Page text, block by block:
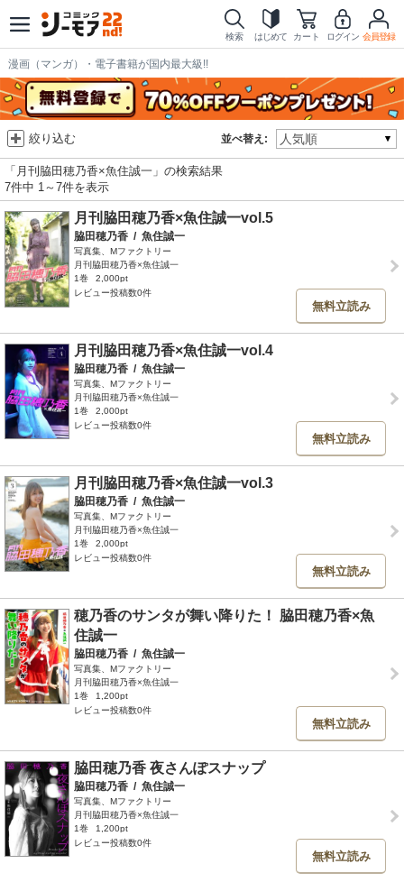
検索 はじめて カート ログイン 会員登録
漫画（マンガ）・電子書籍が国内最大級!!
並べ替え:
絞り込む
「月刊脇田穂乃香×魚住誠一」の検索結果
7件中 1～7件を表示
月刊脇田穂乃香×魚住誠一vol.5
脇田穂乃香 / 魚住誠一
写真集、Mファクトリー
月刊脇田穂乃香×魚住誠一
1巻
2,000pt
レビュー投稿数0件
無料立読み
月刊脇田穂乃香×魚住誠一vol.4
脇田穂乃香 / 魚住誠一
写真集、Mファクトリー
月刊脇田穂乃香×魚住誠一
1巻
2,000pt
レビュー投稿数0件
無料立読み
月刊脇田穂乃香×魚住誠一vol.3
脇田穂乃香 / 魚住誠一
写真集、Mファクトリー
月刊脇田穂乃香×魚住誠一
1巻
2,000pt
レビュー投稿数0件
無料立読み
穂乃香のサンタが舞い降りた！ 脇田穂乃香×魚
住誠一
脇田穂乃香 / 魚住誠一
写真集、Mファクトリー
月刊脇田穂乃香×魚住誠一
1巻
1,200pt
レビュー投稿数0件
無料立読み
脇田穂乃香 夜さんぽスナップ
脇田穂乃香 / 魚住誠一
写真集、Mファクトリー
月刊脇田穂乃香×魚住誠一
1巻
1,200pt
レビュー投稿数0件
無料立読み